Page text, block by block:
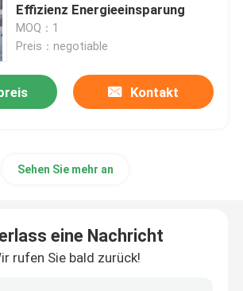
Effizienz Energieeinsparung
MOQ：1
Preis：negotiable
Kontakt
Sehen Sie mehr an
eine Nachricht
rufen Sie bald zurück!